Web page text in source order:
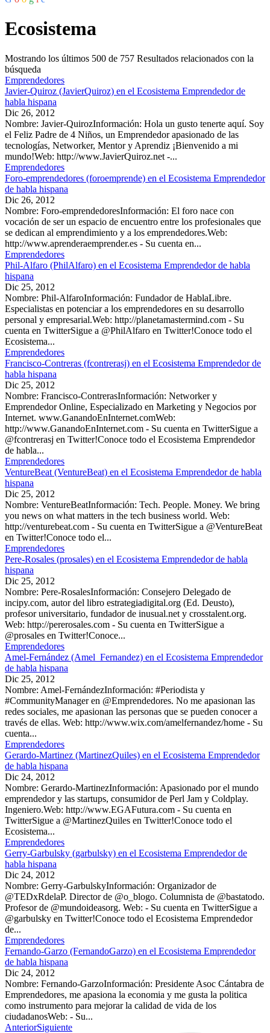
Ecosistema
Mostrando los últimos 500 de 757 Resultados relacionados con la
búsqueda
Emprendedores
Javier-Quiroz (JavierQuiroz) en el Ecosistema Emprendedor de
habla hispana
Dic 26, 2012
Nombre: Javier-QuirozInformación: Hola un gusto tenerte aquí. Soy
el Feliz Padre de 4 Niños, un Emprendedor apasionado de las
tecnologías, Networker, Mentor y Aprendiz ¡Bienvenido a mi
mundo!Web: http://www.JavierQuiroz.net -...
Emprendedores
Foro-emprendedores (foroemprende) en el Ecosistema Emprendedor
de habla hispana
Dic 26, 2012
Nombre: Foro-emprendedoresInformación: El foro nace con
vocación de ser un espacio de encuentro entre los profesionales que
se dedican al emprendimiento y a los emprendedores.Web:
http://www.aprenderaemprender.es - Su cuenta en...
Emprendedores
Phil-Alfaro (PhilAlfaro) en el Ecosistema Emprendedor de habla
hispana
Dic 25, 2012
Nombre: Phil-AlfaroInformación: Fundador de HablaLibre.
Especialistas en potenciar a los emprendedores en su desarrollo
personal y empresarial.Web: http://planetamastermind.com - Su
cuenta en TwitterSigue a @PhilAlfaro en Twitter!Conoce todo el
Ecosistema...
Emprendedores
Francisco-Contreras (fcontrerasj) en el Ecosistema Emprendedor de
habla hispana
Dic 25, 2012
Nombre: Francisco-ContrerasInformación: Networker y
Emprendedor Online, Especializado en Marketing y Negocios por
Internet. www.GanandoEnInternet.comWeb:
http://www.GanandoEnInternet.com - Su cuenta en TwitterSigue a
@fcontrerasj en Twitter!Conoce todo el Ecosistema Emprendedor
de habla...
Emprendedores
VentureBeat (VentureBeat) en el Ecosistema Emprendedor de habla
hispana
Dic 25, 2012
Nombre: VentureBeatInformación: Tech. People. Money. We bring
you news on what matters in the tech business world. Web:
http://venturebeat.com - Su cuenta en TwitterSigue a @VentureBeat
en Twitter!Conoce todo el...
Emprendedores
Pere-Rosales (prosales) en el Ecosistema Emprendedor de habla
hispana
Dic 25, 2012
Nombre: Pere-RosalesInformación: Consejero Delegado de
incipy.com, autor del libro estrategiadigital.org (Ed. Deusto),
profesor universitario, fundador de inusual.net y crosstalent.org.
Web: http://pererosales.com - Su cuenta en TwitterSigue a
@prosales en Twitter!Conoce...
Emprendedores
Amel-Fernández (Amel_Fernandez) en el Ecosistema Emprendedor
de habla hispana
Dic 25, 2012
Nombre: Amel-FernándezInformación: #Periodista y
#CommunityManager en @Emprendedores. No me apasionan las
redes sociales, me apasionan las personas que se pueden conocer a
través de ellas. Web: http://www.wix.com/amelfernandez/home - Su
cuenta...
Emprendedores
Gerardo-Martinez (MartinezQuiles) en el Ecosistema Emprendedor
de habla hispana
Dic 24, 2012
Nombre: Gerardo-MartinezInformación: Apasionado por el mundo
emprendedor y las startups, consumidor de Perl Jam y Coldplay.
Ingeniero.Web: http://www.EGAFutura.com - Su cuenta en
TwitterSigue a @MartinezQuiles en Twitter!Conoce todo el
Ecosistema...
Emprendedores
Gerry-Garbulsky (garbulsky) en el Ecosistema Emprendedor de
habla hispana
Dic 24, 2012
Nombre: Gerry-GarbulskyInformación: Organizador de
@TEDxRdelaP. Director de @o_blogo. Columnista de @bastatodo.
Profesor de @mundoideasorg. Web: - Su cuenta en TwitterSigue a
@garbulsky en Twitter!Conoce todo el Ecosistema Emprendedor
de...
Emprendedores
Fernando-Garzo (FernandoGarzo) en el Ecosistema Emprendedor
de habla hispana
Dic 24, 2012
Nombre: Fernando-GarzoInformación: Presidente Asoc Cántabra de
Emprendedores, me apasiona la economia y me gusta la politica
como instrumento para mejorar la calidad de vida de los
ciudadanosWeb: - Su...
AnteriorSiguiente